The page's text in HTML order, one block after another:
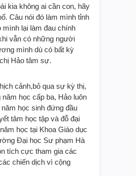
kia không ai cần con, hãy
Câu nói đó làm mình tỉnh
mình lại làm đau chính
vẫn có những người
mình dù có bất kỳ
Hảo tâm sự.
cảnh,bỏ qua sự kỳ thị,
năm học cấp ba, Hảo luôn
năm học sinh đứng đầu
tâm học tập và đỗ đại
học tại Khoa Giáo dục
Đại học Sư phạm Hà
tích cực tham gia các
chiến dịch vì cộng